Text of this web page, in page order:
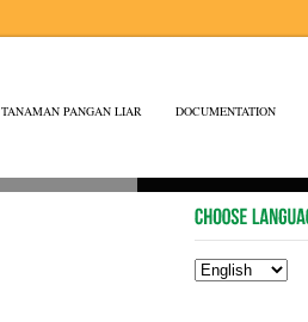
TANAMAN PANGAN LIAR DOCUMENTATION